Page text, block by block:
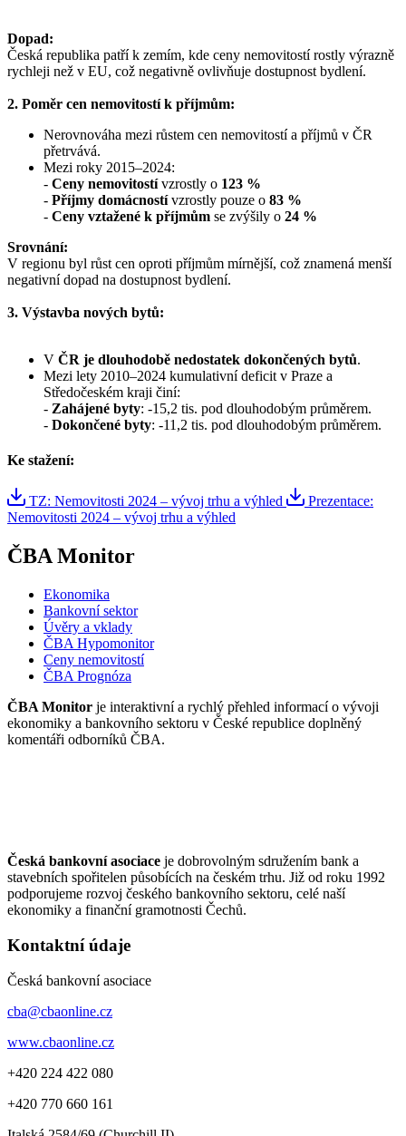
Dopad:
Česká republika patří k zemím, kde ceny nemovitostí rostly výrazně
rychleji než v EU, což negativně ovlivňuje dostupnost bydlení.
2. Poměr cen nemovitostí k příjmům:
Nerovnováha mezi růstem cen nemovitostí a příjmů v ČR
přetrvává.
Mezi roky 2015–2024:
- Ceny nemovitostívzrostly o 123 %
- Příjmy domácnostívzrostly pouze o 83 %
- Ceny vztažené k příjmům se zvýšily o 24 %
Srovnání:
V regionu byl růst cen oproti příjmům mírnější, což znamená menší
negativní dopad na dostupnost bydlení.
3. Výstavba nových bytů:
V ČR je dlouhodobě nedostatek dokončených bytů.
Mezi lety 2010–2024 kumulativní deficit v Praze a
Středočeském kraji činí:
- Zahájené byty: -15,2 tis. pod dlouhodobým průměrem.
- Dokončené byty: -11,2 tis. pod dlouhodobým průměrem.
Ke stažení:
TZ: Nemovitosti 2024 – vývoj trhu a výhled
Prezentace:
Nemovitosti 2024 – vývoj trhu a výhled
ČBA Monitor
Ekonomika
Bankovní sektor
Úvěry a vklady
ČBA Hypomonitor
Ceny nemovitostí
ČBA Prognóza
ČBA Monitor je interaktivní a rychlý přehled informací o vývoji
ekonomiky a bankovního sektoru v České republice doplněný
komentáři odborníků ČBA.
Česká bankovní asociace je dobrovolným sdružením bank a
stavebních spořitelen působících na českém trhu. Již od roku 1992
podporujeme rozvoj českého bankovního sektoru, celé naší
ekonomiky a finanční gramotnosti Čechů.
Kontaktní údaje
Česká bankovní asociace
cba@cbaonline.cz
www.cbaonline.cz
+420 224 422 080
+420 770 660 161